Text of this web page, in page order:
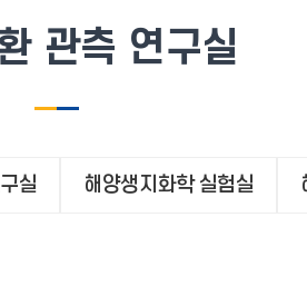
관측 연구실
실 해양생지화학 실험실